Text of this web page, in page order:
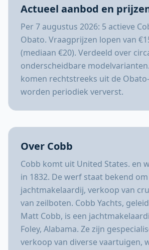
Actueel aanbod en
Per 7 augustus 2026: 5 actieve
Obato. Vraagprijzen lopen van
(mediaan €20). Verdeeld over
onderscheidbare
komen rechtstreeks uit de
worden periodiek ververst.
Over Cobb
Cobb komt uit United States. en
in 1832. De werf staat bekend om
jachtmakelaardij, verkoop van
van zeilboten. Cobb Yachts,
Matt Cobb, is een
Foley, Alabama. Ze zijn
verkoop van diverse vaartuigen,